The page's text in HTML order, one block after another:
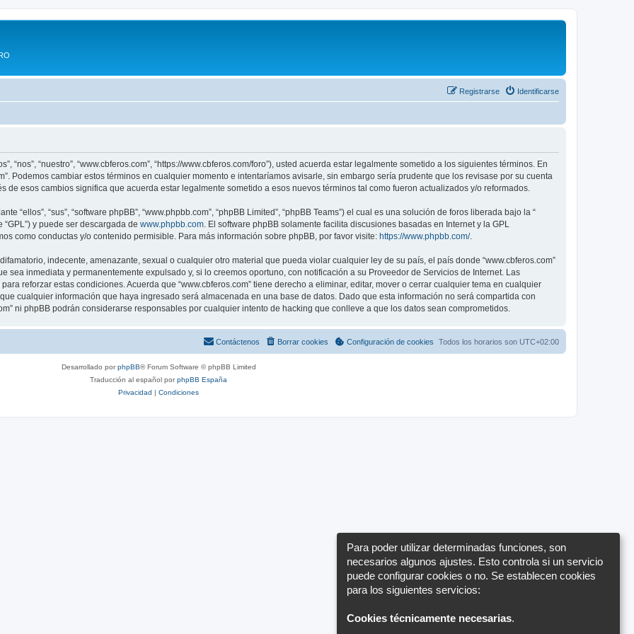
Identificarse
Registrarse
“nos”, “nuestro”, “www.cbferos.com”, “https://www.cbferos.com/foro”), usted acuerda estar legalmente sometido a los siguientes términos. En
Podemos cambiar estos términos en cualquier momento e intentaríamos avisarle, sin embargo sería prudente que los revisase por su cuenta
de esos cambios significa que acuerda estar legalmente sometido a esos nuevos términos tal como fueron actualizados y/o reformados.
“ellos”, “sus”, “software phpBB”, “www.phpbb.com”, “phpBB Limited”, “phpBB Teams”) el cual es una solución de foros liberada bajo la “
“GPL”) y puede ser descargada de www.phpbb.com . El software phpBB solamente facilita discusiones basadas en Internet y la GPL
como conductas y/o contenido permisible. Para más información sobre phpBB, por favor visite: https://www.phpbb.com/.
indecente, amenazante, sexual o cualquier otro material que pueda violar cualquier ley de su país, el país donde “www.cbferos.com”
sea inmediata y permanentemente expulsado y, si lo creemos oportuno, con notificación a su Proveedor de Servicios de Internet. Las
reforzar estas condiciones. Acuerda que “www.cbferos.com” tiene derecho a eliminar, editar, mover o cerrar cualquier tema en cualquier
cualquier información que haya ingresado será almacenada en una base de datos. Dado que esta información no será compartida con
ni phpBB podrán considerarse responsables por cualquier intento de hacking que conlleve a que los datos sean comprometidos.
Todos los horarios son UTC+02:00
Configuración de cookies
Borrar cookies
Contáctenos
Desarrollado porphpBB® Forum Software © phpBB Limited
Traducción al español porphpBB España
Privacidad | Condiciones
Para poder utilizar determinadas funciones, son
necesarios algunos ajustes. Esto controla si un servicio
puede configurar cookies o no. Se establecen cookies
para los siguientes servicios:
Cookies técnicamente necesarias.